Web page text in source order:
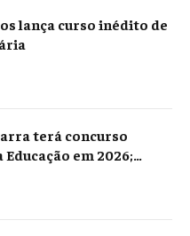
lança curso inédito de
terá concurso
em 2026;
Câmara